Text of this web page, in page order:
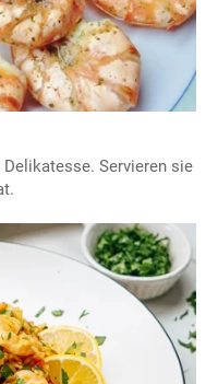
Servieren sie